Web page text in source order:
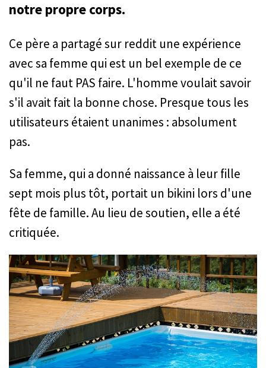
notre propre corps.
Ce père a partagé sur reddit une expérience
avec sa femme qui est un bel exemple de ce
qu'il ne faut PAS faire. L'homme voulait savoir
s'il avait fait la bonne chose. Presque tous les
utilisateurs étaient unanimes : absolument
pas.
Sa femme, qui a donné naissance à leur fille
sept mois plus tôt, portait un bikini lors d'une
fête de famille. Au lieu de soutien, elle a été
critiquée.